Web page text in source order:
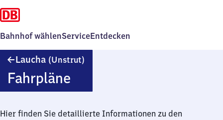
Bahnhof wählenServiceEntdecken
Laucha (Unstrut)
Fahrpläne
Hier finden Sie detaillierte Informationen zu den